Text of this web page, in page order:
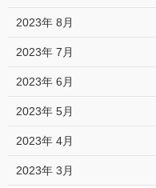
2023年 8月
2023年 7月
2023年 6月
2023年 5月
2023年 4月
2023年 3月